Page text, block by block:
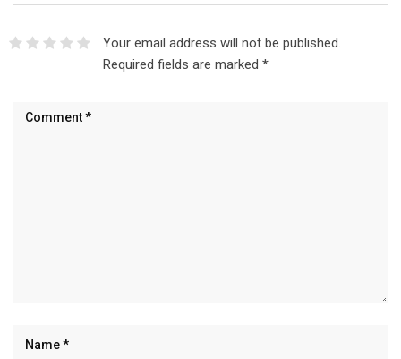
Your email address will not be published.
Required fields are marked *